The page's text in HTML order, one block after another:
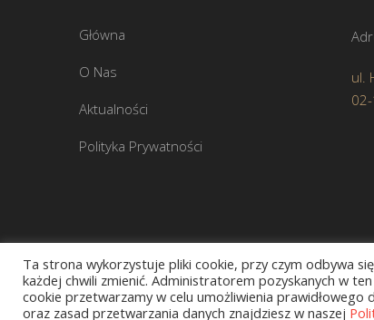
Główna
O Nas
Aktualności
Polityka Prywatności
ul.
Ta strona wykorzystuje pliki cookie, przy czym odbywa
każdej chwili zmienić. Administratorem pozyskanych w
cookie przetwarzamy w celu umożliwienia prawidłowego
oraz zasad przetwarzania danych znajdziesz w naszej